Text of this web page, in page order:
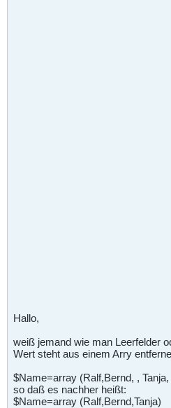
Hallo,
weiß jemand wie man Leerfelder
Wert steht aus einem Arry
$Name=array (Ralf,Bernd, , Tanja,
so daß es nachher heißt:
$Name=array (Ralf,Bernd,Tanja)